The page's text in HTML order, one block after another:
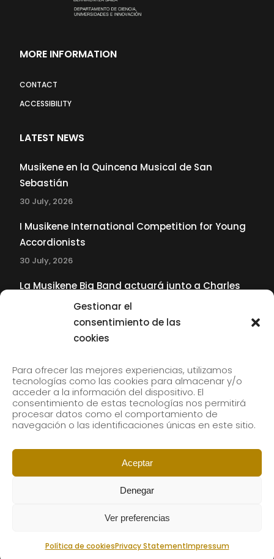
Gestionar el
consentimiento de las
cookies
Para ofrecer las mejores experiencias, utilizamos
tecnologías como las cookies para almacenar y/o
acceder a la información del dispositivo. El
consentimiento de estas tecnologías nos permitirá
procesar datos como el comportamiento de
navegación o las identificaciones únicas en este sitio.
Aceptar
Denegar
Ver preferencias
Política de cookiesPrivacy StatementImpressum
MORE INFORMATION
CONTACT
ACCESSIBILITY
LATEST NEWS
Musikene en la Quincena Musical de San
Sebastián
30 July, 2026
I Musikene International Competition for Young
Accordionists
30 July, 2026
La Musikene Big Band actuará junto a Charles
Tolliver en el 61 Jazzaldia
Subscribe to our newsletter to receive our news by
email.